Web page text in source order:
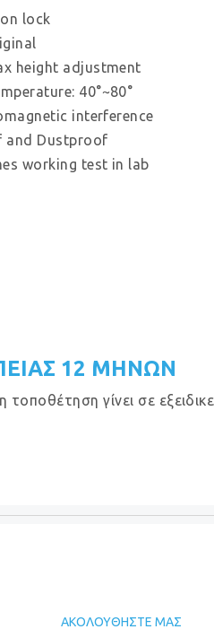
lock
height adjustment
40°~80°
interference
and Dustproof
working test in lab
12 ΜΗΝΩΝ
γίνει σε
ΑΚΟΛΟΥΘΉΣΤΕ ΜΑΣ